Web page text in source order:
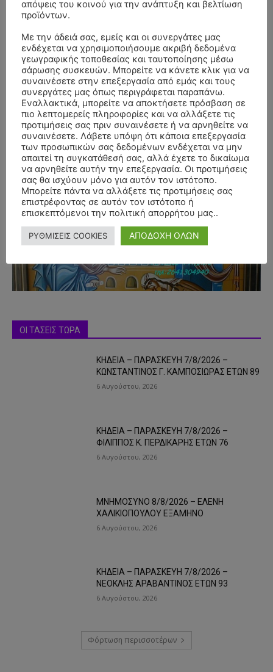
- Advertisment -
ΟΙ ΤΑΣΕΙΣ ΤΩΡΑ
ΚΗΔΕΙΑ – ΠΑΡΑΣΚΕΥΗ 7/8/2026 –
ΚΩΝΣΤΑΝΤΙΝΟΣ Γ. ΚΑΜΠΟΣΙΩΡΑΣ ΕΤΩΝ 89
6 Αυγούστου, 2026
ΚΗΔΕΙΑ – ΠΑΡΑΣΚΕΥΗ 7/8/2026 –
ΦΙΛΙΠΠΟΣ Κ. ΠΕΡΔΙΚΑΡΗΣ ΕΤΩΝ 76
6 Αυγούστου, 2026
ΜΝΗΜΟΣΥΝΟ 8/8/2026 – ΕΛΕΝΗ
ΧΑΛΙΚΙΟΠΟΥΛΟΥ ΕΞΑΜΗΝΟ
6 Αυγούστου, 2026
ΚΗΔΕΙΑ – ΠΑΡΑΣΚΕΥΗ 7/8/2026 –
ΝΕΟΚΛΗΣ ΑΡΑΒΑΝΤΙΝΟΣ ΕΤΩΝ 93
6 Αυγούστου, 2026
Φόρτωση περισσοτέρων
απόψεις του κοινού για την ανάπτυξη και βελτίωση
προϊόντων.
Με την άδειά σας, εμείς και οι συνεργάτες μας
ενδέχεται να χρησιμοποιήσουμε ακριβή δεδομένα
γεωγραφικής τοποθεσίας και ταυτοποίησης μέσω
σάρωσης συσκευών. Μπορείτε να κάνετε κλικ για να
συναινέσετε στην επεξεργασία από εμάς και τους
συνεργάτες μας όπως περιγράφεται παραπάνω.
Εναλλακτικά, μπορείτε να αποκτήσετε πρόσβαση σε
πιο λεπτομερείς πληροφορίες και να αλλάξετε τις
προτιμήσεις σας πριν συναινέσετε ή να αρνηθείτε να
συναινέσετε. Λάβετε υπόψη ότι κάποια επεξεργασία
των προσωπικών σας δεδομένων ενδέχεται να μην
απαιτεί τη συγκατάθεσή σας, αλλά έχετε το δικαίωμα
να αρνηθείτε αυτήν την επεξεργασία. Οι προτιμήσεις
σας θα ισχύουν μόνο για αυτόν τον ιστότοπο.
Μπορείτε πάντα να αλλάξετε τις προτιμήσεις σας
επιστρέφοντας σε αυτόν τον ιστότοπο ή
επισκεπτόμενοι την πολιτική απορρήτου μας..
ΡΥΘΜΙΣΕΙΣ COOKIES ΑΠΟΔΟΧΗ ΟΛΩΝ